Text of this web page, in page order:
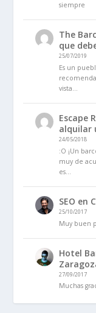
siempre
The
que
25/07/2019
Es un
vista…
Escape
alquilar
24/05/2018
:O ¡Un
muy de
es…
SEO en
25/10/2017
Muy buen
Hotel
27/09/2017
Muchas